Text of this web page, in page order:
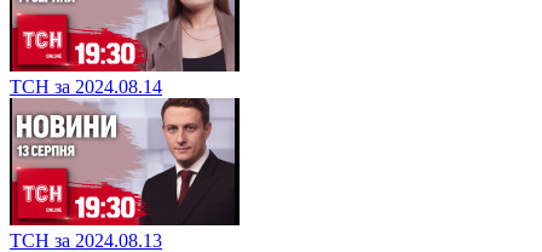
ТСН за 2024.08.14
ТСН за 2024.08.13